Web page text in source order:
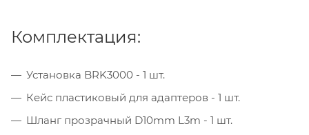
Комплектация:
Установка BRK3000 - 1 шт.
Кейс пластиковый для адаптеров - 1 шт.
Шланг прозрачный D10mm L3m - 1 шт.